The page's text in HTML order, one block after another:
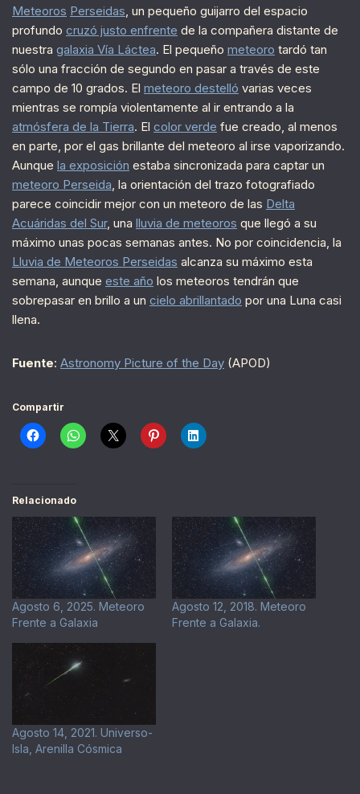
Meteoros Perseidas , un pequeño guijarro del espacio
profundo cruzó justo enfrente de la compañera distante de
nuestra galaxia Vía Láctea. El pequeño meteoro tardó tan
sólo una fracción de segundo en pasar a través de este
campo de 10 grados. El meteoro destelló varias veces
mientras se rompía violentamente al ir entrando a la
atmósfera de la Tierra. El color verde fue creado, al menos
en parte, por el gas brillante del meteoro al irse vaporizando.
Aunque la exposición estaba sincronizada para captar un
meteoro Perseida , la orientación del trazo fotografiado
parece coincidir mejor con un meteoro de las Delta
Acuáridas del Sur, una lluvia de meteoros que llegó a su
máximo unas pocas semanas antes. No por coincidencia, la
Lluvia de Meteoros Perseidas alcanza su máximo esta
semana, aunque este año los meteoros tendrán que
sobrepasar en brillo a un cielo abrillantado por una Luna casi
llena.
Fuente: Astronomy Picture of the Day (APOD)
Compartir
Relacionado
Agosto 6, 2025. Meteoro
Frente a Galaxia
Agosto 12, 2018. Meteoro
Frente a Galaxia.
Agosto 14, 2021. Universo-
Isla, Arenilla Cósmica